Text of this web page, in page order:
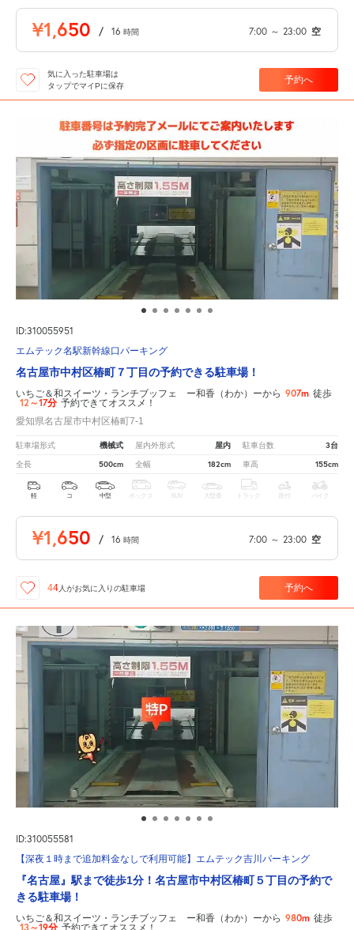
¥1,650 / 16 時間 7:00 ～ 23:00 空
気に入った駐車場は
タップでマイPに保存
予約へ
ID:310055951
エムテック名駅新幹線口パーキング
名古屋市中村区椿町７丁目の予約できる駐車場！
いちご＆和スイーツ・ランチブッフェ ー和香（わか）ーから 907m 徒歩
12～17分 予約できてオススメ！
愛知県名古屋市中村区椿町7-1
駐車場形式 機械式 屋内外形式 屋内 駐車台数 3台
全長 500cm 全幅 182cm 車高 155cm
軽 コ 中型 ボックス SUV 大型車 トラック 原付 バイク
¥1,650 / 16 時間 7:00 ～ 23:00 空
44 人がお気に入りの駐車場 予約へ
ID:310055581
【深夜１時まで追加料金なしで利用可能】エムテック吉川パーキング
『名古屋』駅まで徒歩1分！名古屋市中村区椿町５丁目の予約で
きる駐車場！
いちご＆和スイーツ・ランチブッフェ ー和香（わか）ーから 980m 徒歩
13～19分 予約できてオススメ！